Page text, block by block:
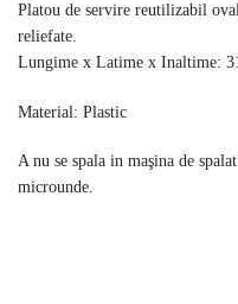
Platou de servire reutilizabil
reliefate.
Lungime x Latime x Inaltime:
Material: Plastic
A nu se spala in maşina de
microunde.